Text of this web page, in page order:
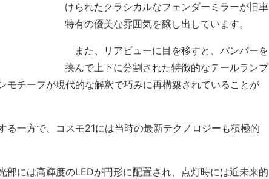
けられたクラシカルなフェンダーミラーが旧車
特有の優美な雰囲気を醸し出しています。
また、リアビューに目を移すと、バンパーを
挟んで上下に分割された特徴的なテールランプ
モチーフが現代的な解釈で巧みに再構築されていることが
一方で、コスモ21には当時の最新テクノロジーも積極的
には高輝度のLEDが円形に配置され、点灯時には近未来的